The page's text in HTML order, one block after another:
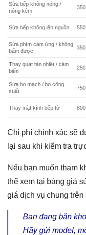
Sửa bếp không nóng /
nóng kém
Sửa bếp không lên nguồn
Sửa phím cảm ứng / không
bấm được
Thay quạt tản nhiệt / cảm
biến
Sửa bo mạch / bo công
suất
Thay mặt kính bếp từ
Chi phí chính xác sẽ
lại sau khi kiểm tra
Nếu bạn muốn tham
thể xem tại bảng giá
giá dịch vụ chung trên
Bạn đang băn
Hãy gửi model,